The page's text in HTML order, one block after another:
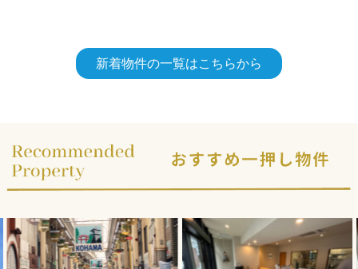
新着物件の一覧はこちらから